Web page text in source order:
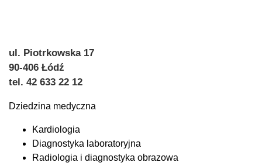
ul. Piotrkowska 17
90-406 Łódź
tel. 42 633 22 12
Dziedzina medyczna
Kardiologia
Diagnostyka laboratoryjna
Radiologia i diagnostyka obrazowa